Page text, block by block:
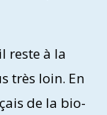
reste à la
très loin. En
de la bio-